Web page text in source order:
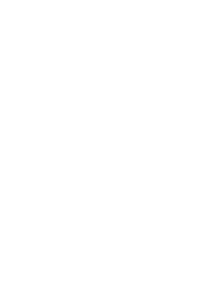
必须加盖本单位